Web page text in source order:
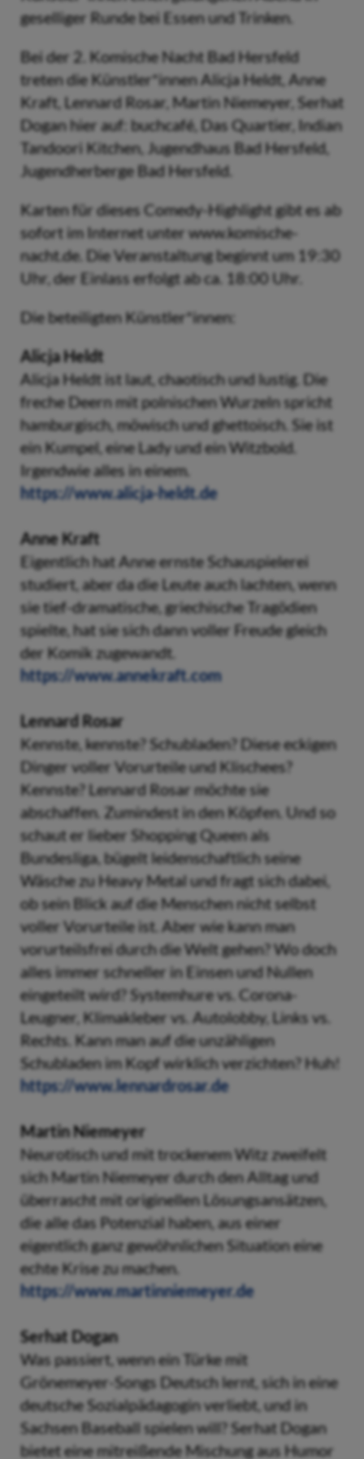
geselliger Runde bei Essen und Trinken.
Bei der 2. Komische Nacht Bad Hersfeld
treten die Künstler*innen Alicja Heldt, Anne
Kraft, Lennard Rosar, Martin Niemeyer, Serhat
Dogan hier auf: buchcafé, Das Quartier, Indian
Tandoori Kitchen, Jugendhaus Bad Hersfeld,
Jugendherberge Bad Hersfeld.
Karten für dieses Comedy-Highlight gibt es ab
sofort im Internet unter www.komische-
nacht.de. Die Veranstaltung beginnt um 19:30
Uhr, der Einlass erfolgt ab ca. 18:00 Uhr.
Die beteiligten Künstler*innen:
Alicja Heldt
Alicja Heldt ist laut, chaotisch und lustig. Die
freche Deern mit polnischen Wurzeln spricht
hamburgisch, möwisch und ghettoisch. Sie ist
ein Kumpel, eine Lady und ein Witzbold.
Irgendwie alles in einem.
https://www.alicja-heldt.de
Anne Kraft
Eigentlich hat Anne ernste Schauspielerei
studiert, aber da die Leute auch lachten, wenn
sie tief-dramatische, griechische Tragödien
spielte, hat sie sich dann voller Freude gleich
der Komik zugewandt.
https://www.annekraft.com
Lennard Rosar
Kennste, kennste? Schubladen? Diese eckigen
Dinger voller Vorurteile und Klischees?
Kennste? Lennard Rosar möchte sie
abschaffen. Zumindest in den Köpfen. Und so
schaut er lieber Shopping Queen als
Bundesliga, bügelt leidenschaftlich seine
Wäsche zu Heavy Metal und fragt sich dabei,
ob sein Blick auf die Menschen nicht selbst
voller Vorurteile ist. Aber wie kann man
vorurteilsfrei durch die Welt gehen? Wo doch
alles immer schneller in Einsen und Nullen
eingeteilt wird? Systemhure vs. Corona-
Leugner, Klimakleber vs. Autolobby, Links vs.
Rechts. Kann man auf die unzähligen
Schubladen im Kopf wirklich verzichten? Huh!
https://www.lennardrosar.de
Martin Niemeyer
Neurotisch und mit trockenem Witz zweifelt
sich Martin Niemeyer durch den Alltag und
überrascht mit originellen Lösungsansätzen,
die alle das Potenzial haben, aus einer
eigentlich ganz gewöhnlichen Situation eine
echte Krise zu machen.
https://www.martinniemeyer.de
Serhat Dogan
Was passiert, wenn ein Türke mit
Grönemeyer-Songs Deutsch lernt, sich in eine
deutsche Sozialpädagogin verliebt, und in
Sachsen Baseball spielen will? Serhat Dogan
bietet eine mitreißende Mischung aus Humor